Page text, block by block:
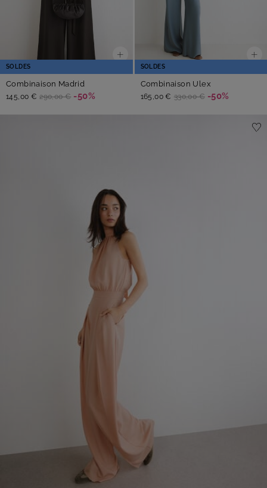
SOLDES
Combinaison Madrid
145,00 € 290,00 € -50%
SOLDES
Combinaison Ulex
165,00 € 330,00 € -50%